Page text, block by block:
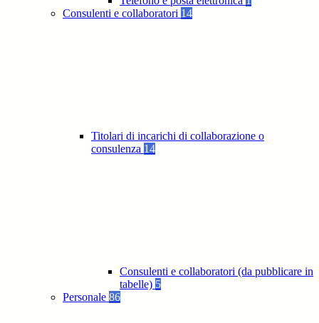
Consulenti e collaboratori 14
Titolari di incarichi di collaborazione o
consulenza 14
Consulenti e collaboratori (da pubblicare in
tabelle) 5
Personale 86